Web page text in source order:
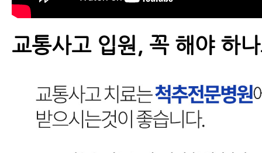
교통사고 입원, 꼭 해야 하